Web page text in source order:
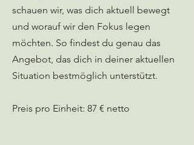
schauen wir, was dich aktuell bewegt
und worauf wir den Fokus legen
möchten. So findest du genau das
Angebot, das dich in deiner aktuellen
Situation bestmöglich unterstützt.
Preis pro Einheit: 87 € netto